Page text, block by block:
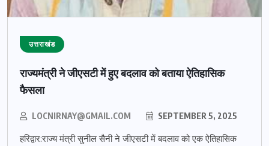
उत्तराखंड
राज्यमंत्री ने जीएसटी में हुए बदलाव को बताया ऐतिहासिक
फैसला
LOCNIRNAY@GMAIL.COM SEPTEMBER 5, 2025
हरिद्वार:राज्य मंत्री सुनील सैनी ने जीएसटी में बदलाव को एक ऐतिहासिक